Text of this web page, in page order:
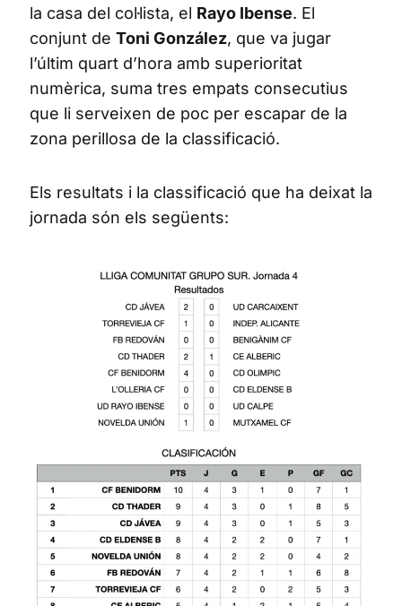
la casa del col·lista, el Rayo Ibense. El
conjunt de Toni González, que va jugar
l’últim quart d’hora amb superioritat
numèrica, suma tres empats consecutius
que li serveixen de poc per escapar de la
zona perillosa de la classificació.
Els resultats i la classificació que ha deixat la
jornada són els següents: